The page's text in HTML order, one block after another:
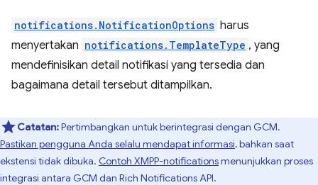
notifications.NotificationOptions harus
menyertakan notifications.TemplateType , yang
mendefinisikan detail notifikasi yang tersedia dan
bagaimana detail tersebut ditampilkan.
Catatan:Pertimbangkan untuk berintegrasi dengan GCM.
Pastikan pengguna Anda selalu mendapat informasi, bahkan saat
ekstensi tidak dibuka. Contoh XMPP-notificationsmenunjukkan proses
integrasi antara GCM dan Rich Notifications API.